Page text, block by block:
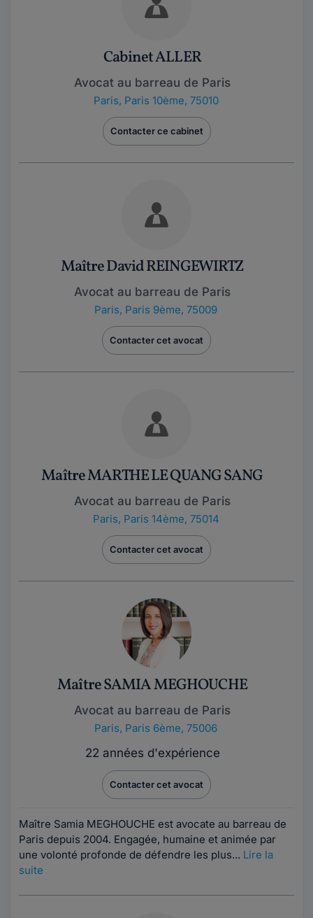
Cabinet ALLER
Avocat au barreau de Paris
Paris, Paris 10ème, 75010
Contacter ce cabinet
Maître David REINGEWIRTZ
Avocat au barreau de Paris
Paris, Paris 9ème, 75009
Contacter cet avocat
Maître MARTHE LE QUANG SANG
Avocat au barreau de Paris
Paris, Paris 14ème, 75014
Contacter cet avocat
Maître SAMIA MEGHOUCHE
Avocat au barreau de Paris
Paris, Paris 6ème, 75006
22 années d'expérience
Contacter cet avocat
Maître Samia MEGHOUCHE est avocate au barreau de
Paris depuis 2004. Engagée, humaine et animée par
une volonté profonde de défendre les plus... Lire la
suite